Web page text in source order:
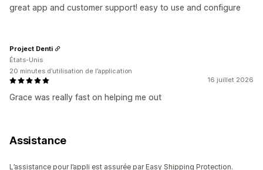
great app and customer support! easy to use and configure
16 juillet 2026
Grace was really fast on helping me out
Project Denti
États-Unis
20 minutes d’utilisation de l’application
Assistance
L’assistance pour l’appli est assurée par Easy Shipping Protection.